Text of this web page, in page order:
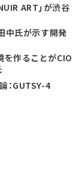
ART」が渋谷
中氏が示す開発
を作ることがCIO
：GUTSY-4